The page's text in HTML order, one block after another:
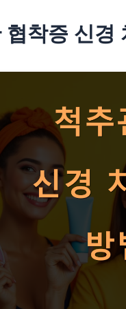
협착증 신경